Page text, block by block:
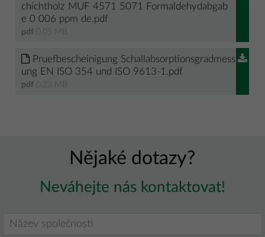
chichtholz MUF 4571 5071 Formaldehydabgab
e 0 006 ppm de.pdf
pdf 0.05 MB
Pruefbescheinigung Schallabsorptionsgradmess
ung EN ISO 354 und ISO 9613-1.pdf
pdf 0.23 MB
Nějaké dotazy?
Neváhejte nás kontaktovat!